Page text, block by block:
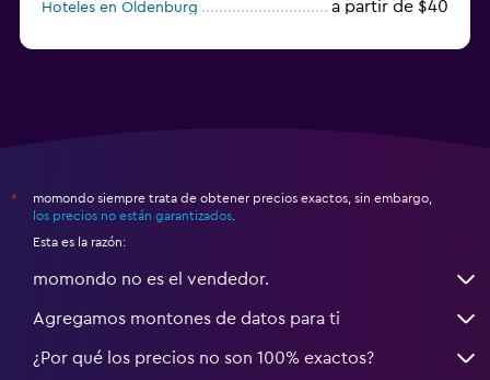
Hoteles en Oldenburg
a partir de $40
*
momondo siempre trata de obtener precios exactos, sin embargo,
los precios no están garantizados
Esta es la razón:
momondo no es el vendedor.
Agregamos montones de datos para ti
¿Por qué los precios no son 100% exactos?